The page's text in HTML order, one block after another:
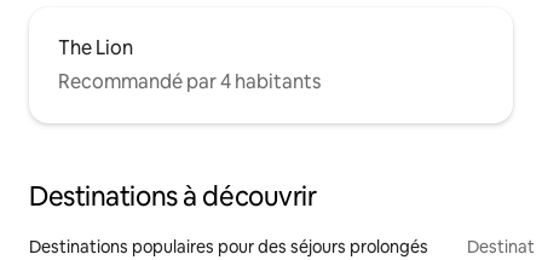
The Lion
Recommandé par 4 habitants
Destinations à découvrir
Destinations populaires pour des séjours prolongés